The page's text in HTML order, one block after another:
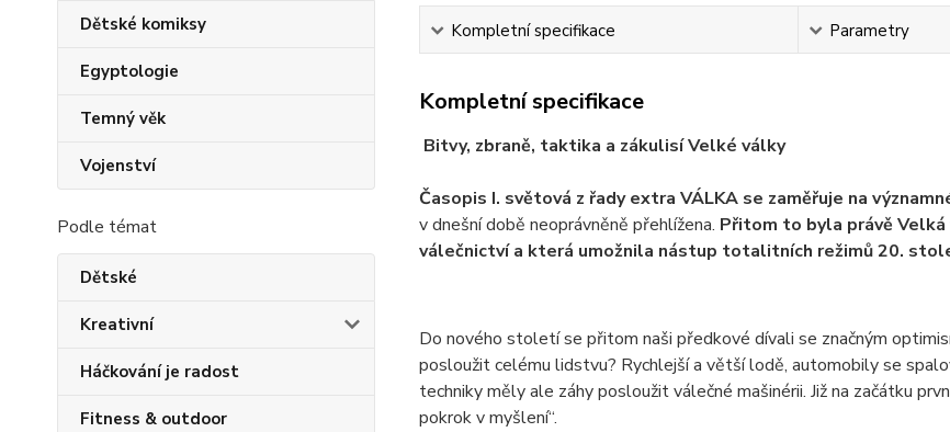
Dětské komiksy
Egyptologie
Temný věk
Vojenství
Podle témat
Dětské
Kreativní
Háčkování je radost
Fitness & outdoor
Kompletní specifikace Parametry
Kompletní specifikace
Bitvy, zbraně, taktika a zákulisí Velké války
Časopis I. světová z řady extra VÁLKA se zaměřuje na
v dnešní době neoprávněně přehlížena. Přitom to byla právě Velká
válečnictví a která umožnila nástup totalitních režimů 20.
Do nového století se přitom naši předkové dívali se značným
posloužit celému lidstvu? Rychlejší a větší lodě, automobily se
techniky měly ale záhy posloužit válečné mašinérii. Již na začátku
pokrok v myšlení“.